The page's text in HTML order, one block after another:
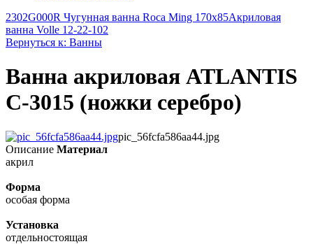
2302G000R Чугунная ванна Roca Ming 170x85Акриловая
ванна Volle 12-22-102
Вернуться к: Ванны
Ванна акриловая ATLANTIS
C-3015 (ножки серебро)
pic_56fcfa586aa44.jpg
Описание Материал
акрил
Форма
особая форма
Установка
отдельностоящая